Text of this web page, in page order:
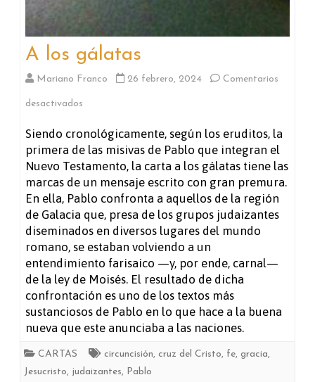
A los gálatas
Mariano Franco 26 febrero, 2024 Comentarios
desactivados
los
Siendo cronológicamente, según los eruditos, la
primera de las misivas de Pablo que integran el
Nuevo Testamento, la carta a los gálatas tiene las
marcas de un mensaje escrito con gran premura.
En ella, Pablo confronta a aquellos de la región
de Galacia que, presa de los grupos judaizantes
diseminados en diversos lugares del mundo
romano, se estaban volviendo a un
entendimiento farisaico —y, por ende, carnal—
de la ley de Moisés. El resultado de dicha
confrontación es uno de los textos más
sustanciosos de Pablo en lo que hace a la buena
nueva que este anunciaba a las naciones.
CARTAS circuncisión, cruz del Cristo, fe, gracia,
Jesucristo, judaizantes, Pablo